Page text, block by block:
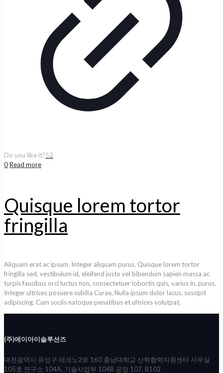
Do you like it?52
0Read more
Quisque lorem tortor
fringilla
Aliquam erat ac ipsum. Integer aliquam purus. Quisque lorem tortor
fringilla sed, vestibulum id, eleifend justo vel bibendum sapien massa ac
turpis faucibus orci luctus non, consectetuer lobortis quis, varius in, purus.
Integer ultrices posuere cubilia Curae, Nulla ipsum dolor lacus, suscipit
adipiscing. Cum sociis natoque penatibus et ultrices volutpat.
(주)에이아이솔루션즈
대전광역시 유성구 테크노2로 160 충남대학교 산학협력지원센터 사무실
105호 연구소 104A, 기술사업부 104B 공장 107, B102